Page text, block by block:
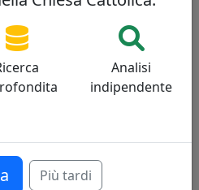
di apertura,
per la tradizione.
Analisi
indipendente
Più tardi